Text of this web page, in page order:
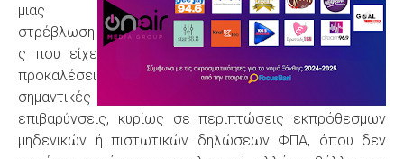
μιας
στρέβλωση
ς που είχε
προκαλέσει
σημαντικές
επιβαρύνσεις, κυρίως σε περιπτώσεις εκπρόθεσμων
μηδενικών ή πιστωτικών δηλώσεων ΦΠΑ, όπου δεν